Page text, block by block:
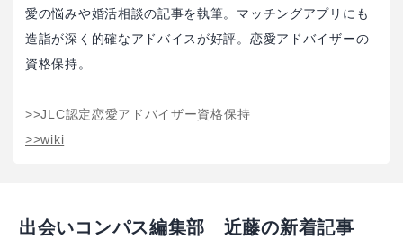
愛の悩みや婚活相談の記事を執筆。マッチングアプリにも
造詣が深く的確なアドバイスが好評。恋愛アドバイザーの
資格保持。
>>JLC認定恋愛アドバイザー資格保持
>>wiki
出会いコンパス編集部 近藤の新着記事